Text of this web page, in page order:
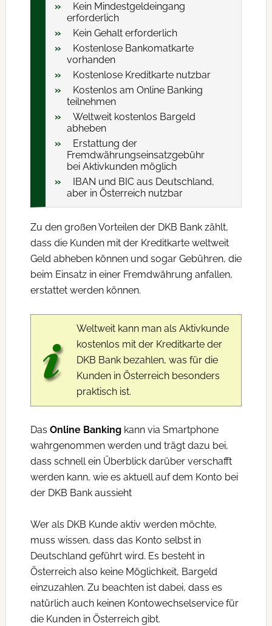
Kein Mindestgeldeingang
erforderlich
Kein Gehalt erforderlich
Kostenlose Bankomatkarte
vorhanden
Kostenlose Kreditkarte nutzbar
Kostenlos am Online Banking
teilnehmen
Weltweit kostenlos Bargeld
abheben
Erstattung der
Fremdwährungseinsatzgebühr
bei Aktivkunden möglich
IBAN und BIC aus Deutschland,
aber in Österreich nutzbar
Zu den großen Vorteilen der DKB Bank zählt,
dass die Kunden mit der Kreditkarte weltweit
Geld abheben können und sogar Gebühren, die
beim Einsatz in einer Fremdwährung anfallen,
erstattet werden können.
Weltweit kann man als Aktivkunde
kostenlos mit der Kreditkarte der
DKB Bank bezahlen, was für die
Kunden in Österreich besonders
praktisch ist.
Das Online Bankingkann via Smartphone
wahrgenommen werden und trägt dazu bei,
dass schnell ein Überblick darüber verschafft
werden kann, wie es aktuell auf dem Konto bei
der DKB Bank aussieht
Wer als DKB Kunde aktiv werden möchte,
muss wissen, dass das Konto selbst in
Deutschland geführt wird. Es besteht in
Österreich also keine Möglichkeit, Bargeld
einzuzahlen. Zu beachten ist dabei, dass es
natürlich auch keinen Kontowechselservice für
die Kunden in Österreich gibt.